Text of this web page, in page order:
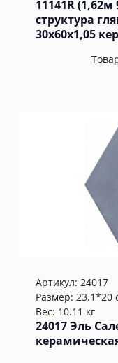
11141R
структура
30x60x1,05
Артикул: 24017
Размер: 23.1*20
Вес: 10.11 кг
24017 Эль